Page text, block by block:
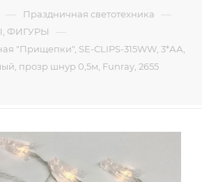
— Праздничная светотехника —
ФИГУРЫ —
"Прищепки", SE-CLIPS-315WW, 3*АА,
прозр шнур 0,5м, Funray, 2655